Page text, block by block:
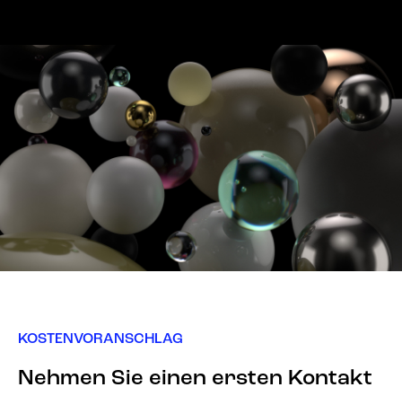
KOSTENVORANSCHLAG
Nehmen Sie einen ersten Kontakt